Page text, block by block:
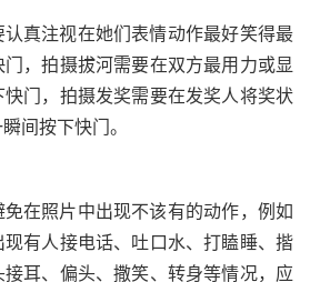
真注视在她们表情动作最好笑得最
，拍摄拔河需要在双方最用力或显
门，拍摄发奖需要在发奖人将奖状
间按下快门。
在照片中出现不该有的动作，例如
有人接电话、吐口水、打瞌睡、揩
耳、偏头、撒笑、转身等情况，应